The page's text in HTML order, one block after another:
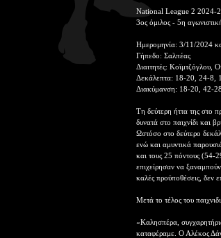
National League 2 2024-
3ος όμιλος - 5η
Ημερομηνία: 3/11/2024
Γήπεδο: Σαλπέας
Διαιτητές: Κοϊμτζόγλου,
Δεκάλεπτα: 18-20, 24-8,
Διακύμανση: 18-20, 42-
Τη δεύτερη ήττα της στο
δυνατά στο παιχνίδι και
Ωστόσο στο δεύτερο
ενώ και αμυντικά
και τους 25 πόντους (54-
επιχείρησαν να
καλές προϋποθέσεις, δεν
Μετά το τέλος του
«Καλησπέρα,
καταφέραμε. Ο Αλέκος